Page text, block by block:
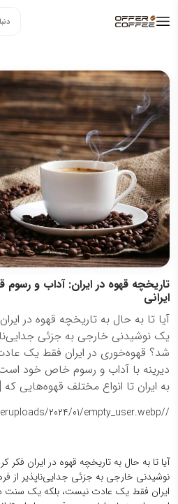
تاریخچه قهوه در ایران: آداب و رسوم
ایرانی
آیا تا به حال به تاریخچه قهوه در
یک نوشیدنی خارجی به جزئی
شد؟ قهوه‌خوری در ایران فقط یک
دیرینه با آداب و رسوم خاص خود است.
به ایران تا انواع مختلف قهوه‌هایی که
/
/uploads/2024/01/empty_user.webp
آیا تا به حال به تاریخچه قهوه در ایران فکر
نوشیدنی خارجی به جزئی جدایی‌ناپذیر از
ایران فقط یک عادت نیست، بلکه یک سنت